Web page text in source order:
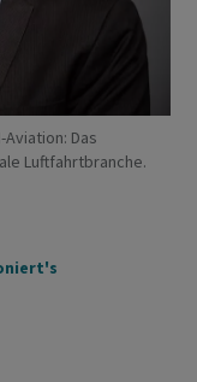
Das
Luftfahrtbranche.